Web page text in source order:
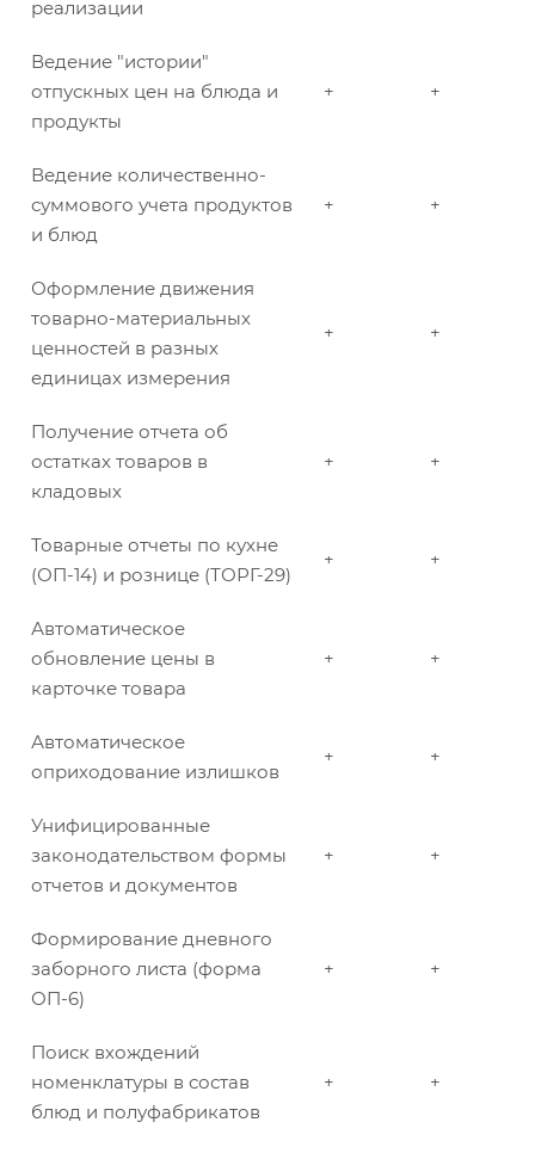
реализации
Ведение "истории"
отпускных цен на блюда и
продукты
+ +
Ведение количественно-
суммового учета продуктов
и блюд
+ +
Оформление движения
товарно-материальных
ценностей в разных
единицах измерения
+ +
Получение отчета об
остатках товаров в
кладовых
+ +
Товарные отчеты по кухне
(ОП-14) и рознице (ТОРГ-29)
+ +
Автоматическое
обновление цены в
карточке товара
+ +
Автоматическое
оприходование излишков
+ +
Унифицированные
законодательством формы
отчетов и документов
+ +
Формирование дневного
заборного листа (форма
ОП-6)
+ +
Поиск вхождений
номенклатуры в состав
блюд и полуфабрикатов
+ +